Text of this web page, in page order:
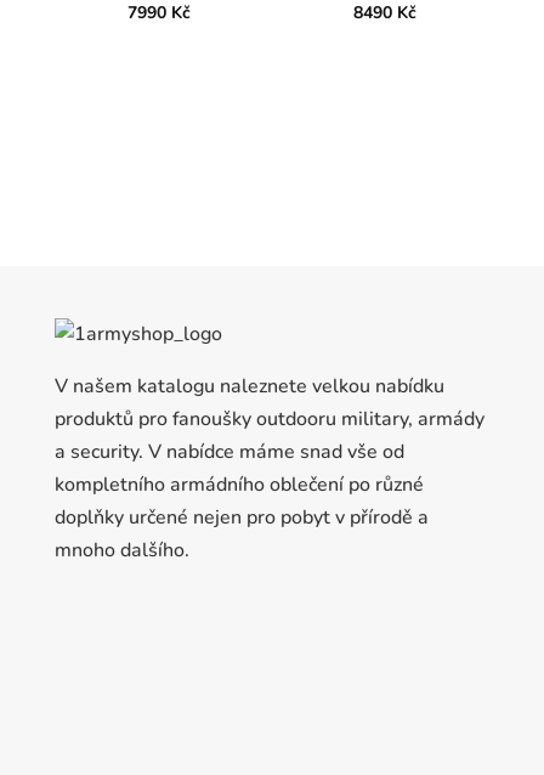
7990 Kč
8490 Kč
V našem katalogu naleznete velkou nabídku
produktů pro fanoušky outdooru military, armády
a security. V nabídce máme snad vše od
kompletního armádního oblečení po různé
doplňky určené nejen pro pobyt v přírodě a
mnoho dalšího.